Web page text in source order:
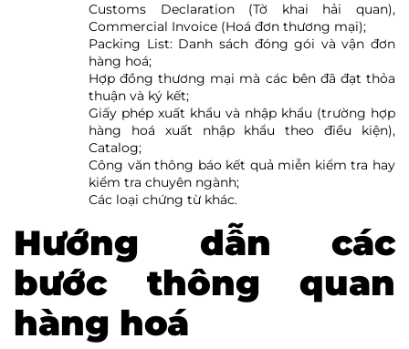
Customs Declaration (Tờ khai hải quan),
Commercial Invoice (Hoá đơn thương mại);
Packing List: Danh sách đóng gói và vận đơn
hàng hoá;
Hợp đồng thương mại mà các bên đã đạt thỏa
thuận và ký kết;
Giấy phép xuất khẩu và nhập khẩu (trường hợp
hàng hoá xuất nhập khẩu theo điều kiện),
Catalog;
Công văn thông báo kết quả miễn kiểm tra hay
kiểm tra chuyên ngành;
Các loại chứng từ khác.
Hướng dẫn các
bước thông quan
hàng hoá